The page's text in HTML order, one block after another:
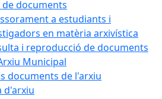
de documents
a estudiants i
en matèria arxivística
i reproducció de documents
Municipal
documents de l'arxiu
d'arxiu